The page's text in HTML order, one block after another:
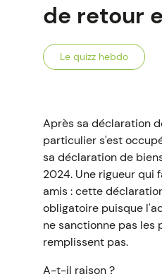
de retour
Le quizz hebdo
Après sa déclaration
particulier s'est
sa déclaration de
2024. Une rigueur qui
amis : cette
obligatoire puisque
ne sanctionne pas les
remplissent pas.
A-t-il raison ?